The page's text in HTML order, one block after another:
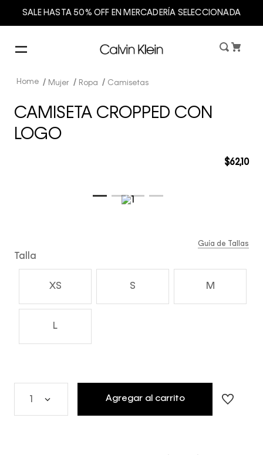
SALE HASTA 50% OFF EN MERCADERÍA SELECCIONADA
Mujer Ropa Camisetas
CAMISETA CROPPED CON
LOGO
$62,10
Talla
XS S M
L
Guía de Tallas
Agregar al carrito